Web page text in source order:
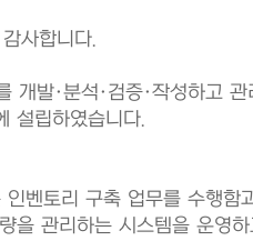
사합니다.
개발·분석·검증·작성하고 관
설립하였습니다.
벤토리 구축 업무를 수행함
을 관리하는 시스템을 운영하